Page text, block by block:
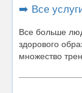
➡️ Все
Все больше
здорового
множество